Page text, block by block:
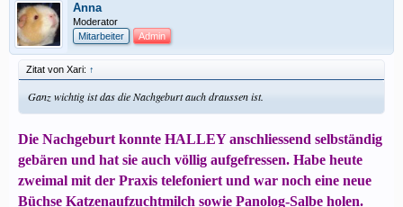
Anna
Moderator
Mitarbeiter
Admin
Zitat von Xari: ↑
Ganz wichtig ist das die Nachgeburt auch draussen ist.
Die Nachgeburt konnte HALLEY anschliessend selbständig
gebären und hat sie auch völlig aufgefressen. Habe heute
zweimal mit der Praxis telefoniert und war noch eine neue
Büchse Katzenaufzuchtmilch sowie Panolog-Salbe holen.